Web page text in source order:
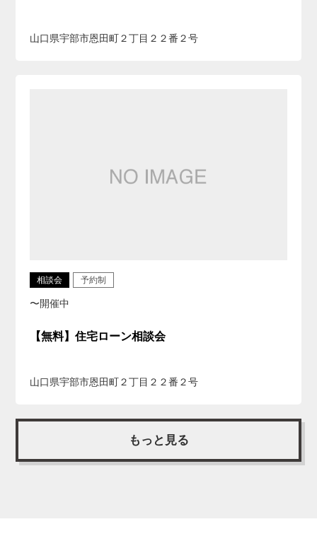
山口県宇部市恩田町２丁目２２番２号
相談会 予約制
〜開催中
【無料】住宅ローン相談会
山口県宇部市恩田町２丁目２２番２号
もっと見る